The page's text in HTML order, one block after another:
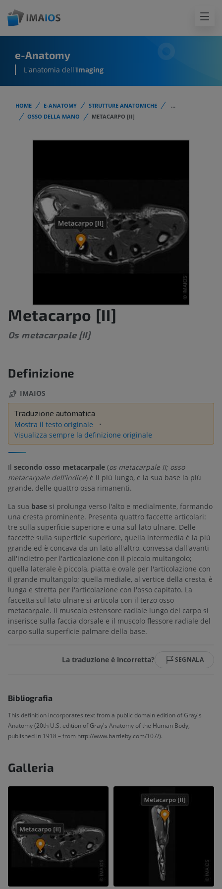
e-Anatomy
L'anatomia dell'Imaging
HOME E-ANATOMY STRUTTURE ANATOMICHE
...
OSSO DELLA MANO
METACARPO [II]
Metacarpo [II]
Os metacarpale [II]
Definizione
IMAIOS
Traduzione automatica
Mostra il testo originale
Visualizza sempre la definizione originale
Il secondo osso metacarpale (os metacarpale II; osso
metacarpale dell'indice) è il più lungo, e la sua base la più
grande, delle quattro ossa rimanenti.
La sua base si prolunga verso l'alto e medialmente, formando
una cresta prominente. Presenta quattro faccette articolari:
tre sulla superficie superiore e una sul lato ulnare. Delle
faccette sulla superficie superiore, quella intermedia è la più
grande ed è concava da un lato all'altro, convessa dall'avanti
all'indietro per l'articolazione con il piccolo multangolo;
quella laterale è piccola, piatta e ovale per l'articolazione con
il grande multangolo; quella mediale, al vertice della cresta, è
lunga e stretta per l'articolazione con l'osso capitato. La
faccetta sul lato ulnare si articola con il terzo osso
metacarpale. Il muscolo estensore radiale lungo del carpo si
inserisce sulla faccia dorsale e il muscolo flessore radiale del
carpo sulla superficie palmare della base.
La traduzione è incorretta? SEGNALA
Bibliografia
This definition incorporates text from a public domain edition of Gray's
Anatomy (20th U.S. edition of Gray's Anatomy of the Human Body,
published in 1918 – from http://www.bartleby.com/107/).
Galleria